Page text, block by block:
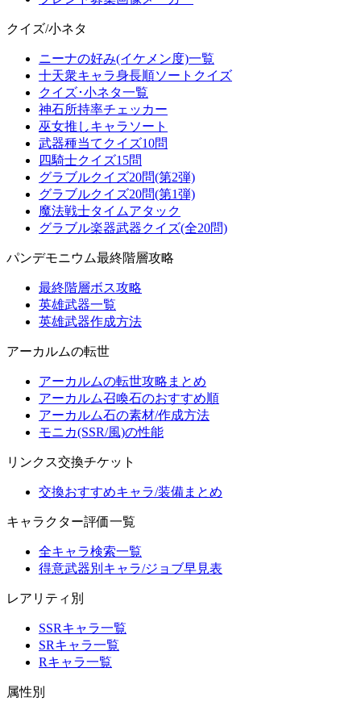
クイズ/小ネタ
ニーナの好み(イケメン度)一覧
十天衆キャラ身長順ソートクイズ
クイズ･小ネタ一覧
神石所持率チェッカー
巫女推しキャラソート
武器種当てクイズ10問
四騎士クイズ15問
グラブルクイズ20問(第2弾)
グラブルクイズ20問(第1弾)
魔法戦士タイムアタック
グラブル楽器武器クイズ(全20問)
パンデモニウム最終階層攻略
最終階層ボス攻略
英雄武器一覧
英雄武器作成方法
アーカルムの転世
アーカルムの転世攻略まとめ
アーカルム召喚石のおすすめ順
アーカルム石の素材/作成方法
モニカ(SSR/風)の性能
リンクス交換チケット
交換おすすめキャラ/装備まとめ
キャラクター評価一覧
全キャラ検索一覧
得意武器別キャラ/ジョブ早見表
レアリティ別
SSRキャラ一覧
SRキャラ一覧
Rキャラ一覧
属性別